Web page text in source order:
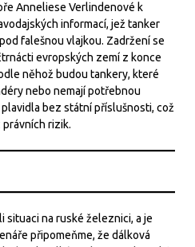
Anneliese Verlindenové k
informací, jež tanker
falešnou vlajkou. Zadržení se
evropských zemí z konce
něhož budou tankery, které
nebo nemají potřebnou
bez státní příslušnosti, což
rizik.
situaci na ruské železnici, a je
připomeňme, že dálková